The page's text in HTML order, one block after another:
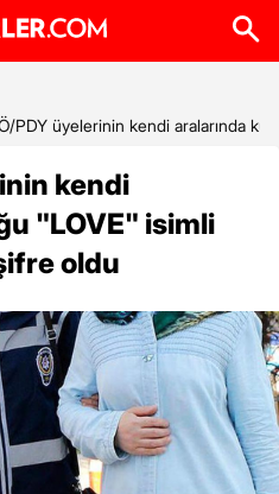
PDY üyelerinin kendi aralarında
kendi
"LOVE" isimli
oldu